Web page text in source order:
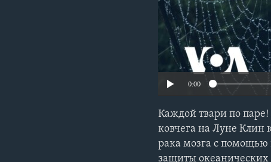
0:00
Каждой твари по
ковчега на Луне Клин
рака мозга с помощью
защиты